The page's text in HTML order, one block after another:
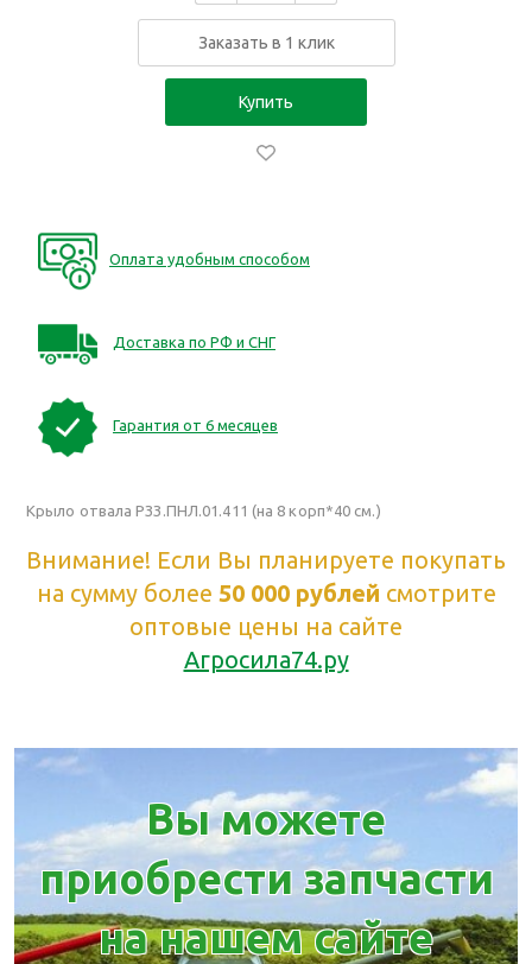
Заказать в 1 клик
Купить
Оплата удобным способом
Доставка по РФ и СНГ
Гарантия от 6 месяцев
Крыло отвала РЗЗ.ПНЛ.01.411 (на 8 корп*40 см.)
Внимание! Если Вы планируете покупать
на сумму более 50 000 рублей смотрите
оптовые цены на сайте
Агросила74.ру
Вы можете
приобрести запчасти
на нашем сайте